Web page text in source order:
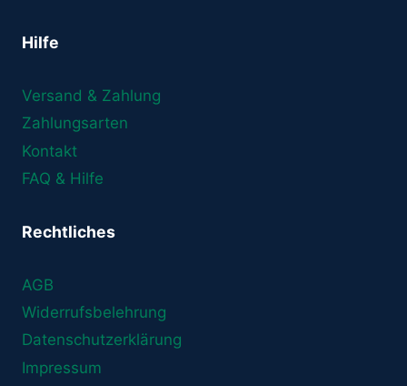
Hilfe
Versand & Zahlung
Zahlungsarten
Kontakt
FAQ & Hilfe
Rechtliches
AGB
Widerrufsbelehrung
Datenschutzerklärung
Impressum